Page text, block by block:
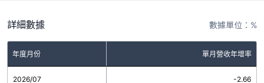
詳細數據 數據單位：%
年度月份 單月營收年增率
2026/07 -2.66